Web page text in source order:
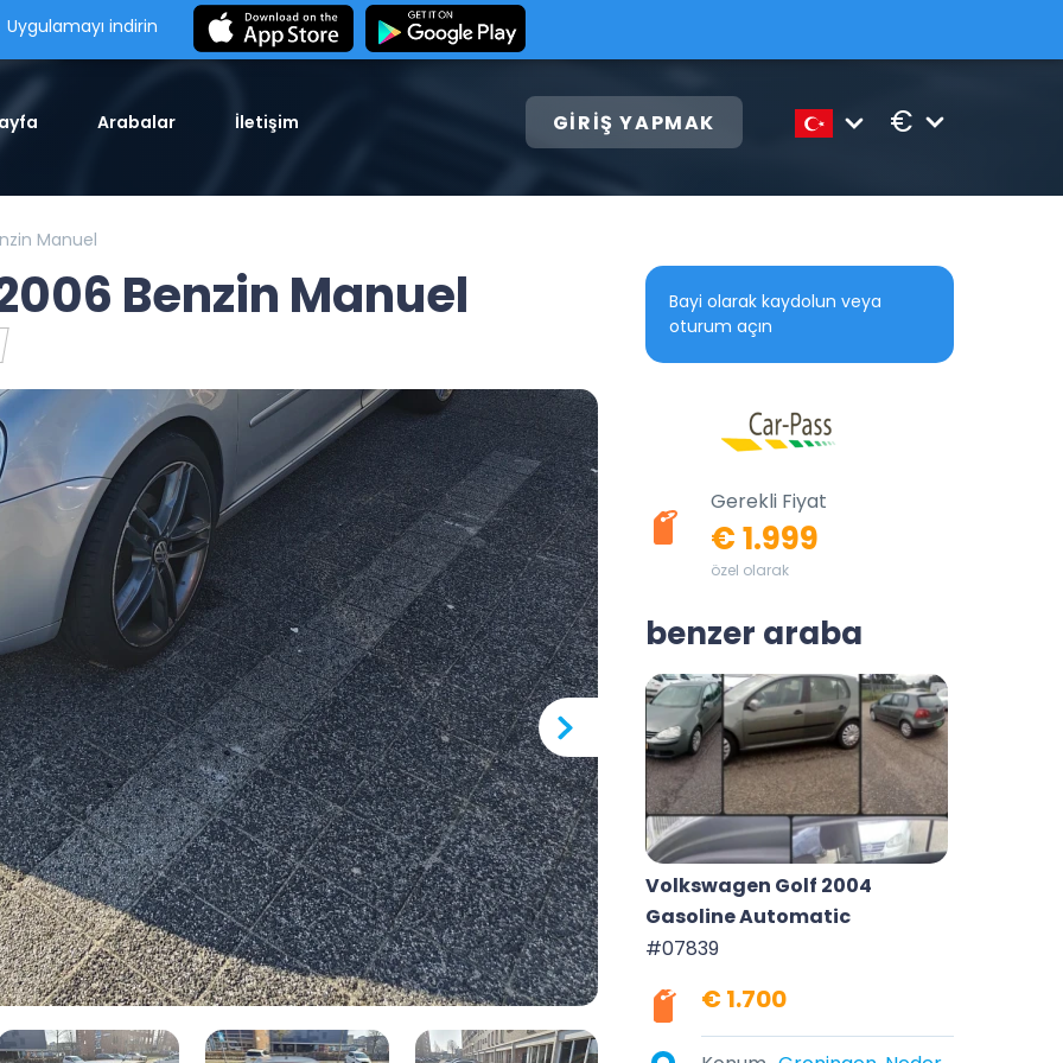
Uygulamayı indirin
Arabalar İletişim GIRIŞ YAPMAK €
Manuel
Benzin Manuel
Bayi olarak kaydolun veya
oturum açın
Gerekli Fiyat
€ 1.999
özel olarak
benzer araba
Volkswagen Golf 2004
Gasoline Automatic
#07839
€ 1.700